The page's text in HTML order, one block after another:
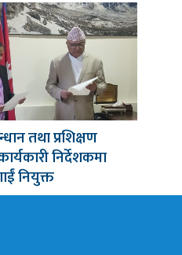
तथा प्रशिक्षण
निर्देशकमा
नियुक्त